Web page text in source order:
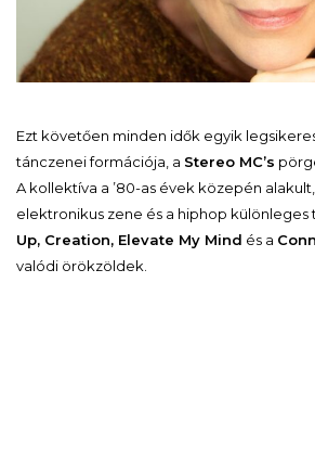
Ezt követően minden idők egyik
tánczenei formációja, a Stereo MC’s
A kollektíva a ’80-as évek közepén
elektronikus zene és a hiphop különleges
Up, Creation, Elevate My Mind és a
valódi örökzöldek.